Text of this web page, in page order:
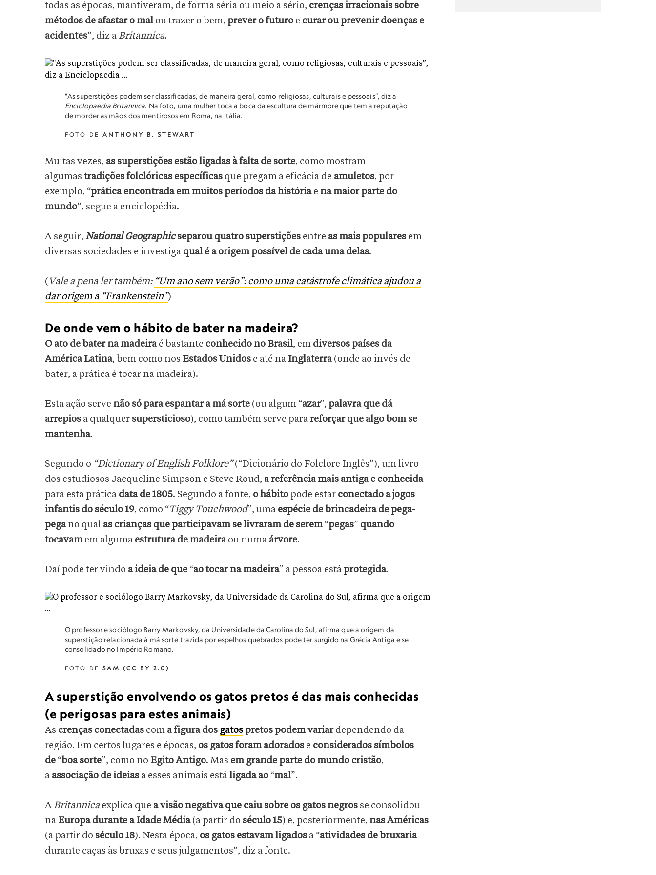
todas as épocas, mantiveram, de forma séria ou meio a sério, crenças irracionais sobre
métodos de afastar o mal ou trazer o bem, prever o futuro e curar ou prevenir doenças e
acidentes”, diz aBritannica.
"As superstições podem ser classificadas, de maneira geral, como religiosas, culturais e pessoais”, diz a
Enciclopaedia Britannica. Na foto, uma mulher toca a boca da escultura de mármore que tem a reputação
de morder as mãos dos mentirosos em Roma, na Itália.
FOTO DE ANTHONY B. STEWART
Muitas vezes, as superstições estão ligadas à falta de sorte, como mostram
algumas tradições folclóricas específicas que pregam a eficácia de amuletos, por
exemplo, “prática encontrada em muitos períodos da históriae na maior parte do
mundo”, segue a enciclopédia.
A seguir, National Geographicseparou quatro superstições entre as mais populares em
diversas sociedades e investiga qual é a origem possível de cada uma delas.
( Vale a pena ler também: “Um ano sem verão”: como uma catástrofe climática ajudou a
dar origem a “Frankenstein”)
De onde vem o hábito de bater na madeira?
O ato de bater na madeiraé bastante conhecido no Brasil, em diversos países da
América Latina, bem como nos Estados Unidos e até na Inglaterra(onde ao invés de
bater, a prática é tocar na madeira).
Esta ação serve não só para espantar a má sorte (ou algum “azar", palavra que dá
arrepios a qualquer supersticioso), como também serve parareforçar que algo bom se
mantenha.
Segundo o “Dictionary of English Folklore”(“Dicionário do Folclore Inglês”), um livro
dos estudiosos Jacqueline Simpson e Steve Roud, a referência mais antiga e conhecida
para esta prática data de 1805. Segundo a fonte, o hábito pode estar conectado a jogos
infantis do século 19, como “Tiggy Touchwood”, uma espécie de brincadeira de pega-
pegano qual as crianças que participavam se livraram de serem“pegas” quando
tocavamem alguma estrutura de madeiraou numa árvore.
Daí pode ter vindo a ideia de que “ao tocar na madeira” a pessoa está protegida.
O professor e sociólogo Barry Markovsky, da Universidade da Carolina do Sul, afirma que a origem da
superstição relacionada à má sorte trazida por espelhos quebrados pode ter surgido na Grécia Antiga e se
consolidado no Império Romano.
FOTO DE SAM (CC BY 2.0)
A superstição envolvendo os gatos pretos é das mais conhecidas
(e perigosas para estes animais)
As crenças conectadas com a figura dos gatos pretos podem variardependendo da
região. Em certos lugares e épocas, os gatos foram adorados e considerados símbolos
de “boa sorte”, como no Egito Antigo. Mas em grande parte do mundo cristão,
a associação de ideias a esses animais estáligada ao “mal”.
ABritannica explica que a visão negativa que caiu sobre os gatos negros se consolidou
na Europa durante a Idade Média(a partir do século 15) e, posteriormente, nas Américas
(a partir do século 18). Nesta época, os gatos estavam ligados a “atividades de bruxaria
durante caças às bruxas e seus julgamentos”, diz a fonte.